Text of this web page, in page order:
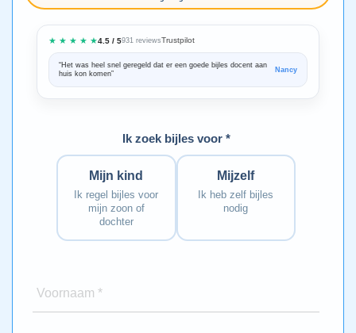
★ ★ ★ ★ ★4.5 / 5931 reviewsTrustpilot
“Het was heel snel geregeld dat er een goede bijles docent aan
huis kon komen”
Nancy
Ik zoek bijles voor *
Mijn kind
Ik regel bijles voor
mijn zoon of
dochter
Mijzelf
Ik heb zelf bijles
nodig
Voornaam *